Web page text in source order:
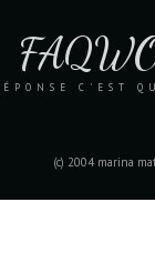
C'EST
(c) 2004 marina